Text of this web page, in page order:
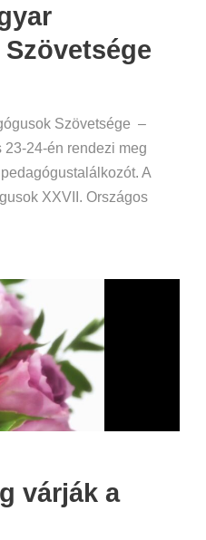
Szövetsége –
24-én rendezi meg
A
XXVII. Országos
várják a